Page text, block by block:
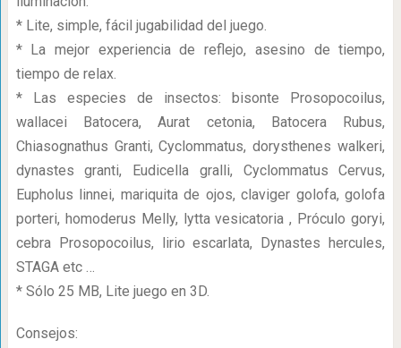
* Lite, simple, fácil jugabilidad del juego.
* La mejor experiencia de reflejo, asesino de tiempo,
tiempo de relax.
* Las especies de insectos: bisonte Prosopocoilus,
wallacei Batocera, Aurat cetonia, Batocera Rubus,
Chiasognathus Granti, Cyclommatus, dorysthenes walkeri,
dynastes granti, Eudicella gralli, Cyclommatus Cervus,
Eupholus linnei, mariquita de ojos, claviger golofa, golofa
porteri, homoderus Melly, lytta vesicatoria , Próculo goryi,
cebra Prosopocoilus, lirio escarlata, Dynastes hercules,
STAGA etc …
* Sólo 25 MB, Lite juego en 3D.
Consejos: